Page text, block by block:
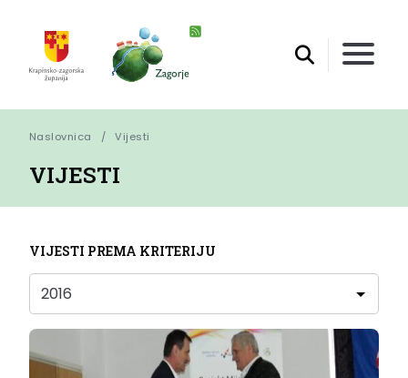
Naslovnica Vijesti
VIJESTI
VIJESTI PREMA KRITERIJU